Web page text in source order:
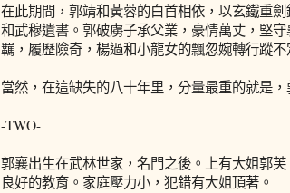
在此期間，郭靖和黃蓉的白首相依，以玄鐵重
和武穆遺書。郭破虜子承父業，豪情萬丈，堅
羈，履歷險奇，楊過和小龍女的飄忽婉轉行蹤
當然，在這缺失的八十年里，分量最重的就是，
-TWO-
郭襄出生在武林世家，名門之後。上有大姐郭
良好的教育。家庭壓力小，犯錯有大姐頂著。